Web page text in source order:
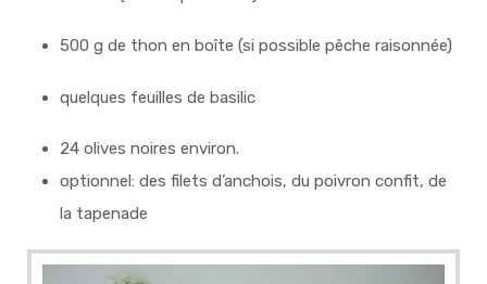
500 g de thon en boîte (si possible pêche raisonnée)
quelques feuilles de basilic
24 olives noires environ.
optionnel: des filets d’anchois, du poivron confit, de
la tapenade